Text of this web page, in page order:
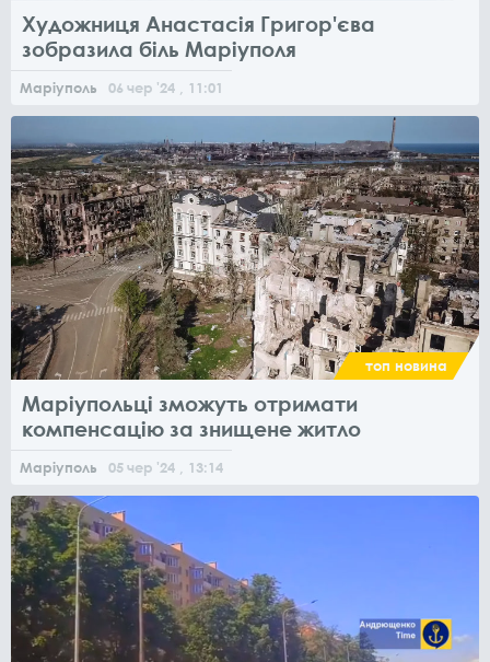
Художниця Анастасія Григор'єва
зобразила біль Маріуполя
Маріуполь 06 чер '24 , 11:01
топ новина
Маріупольці зможуть отримати
компенсацію за знищене житло
Маріуполь 05чер '24 , 13:14